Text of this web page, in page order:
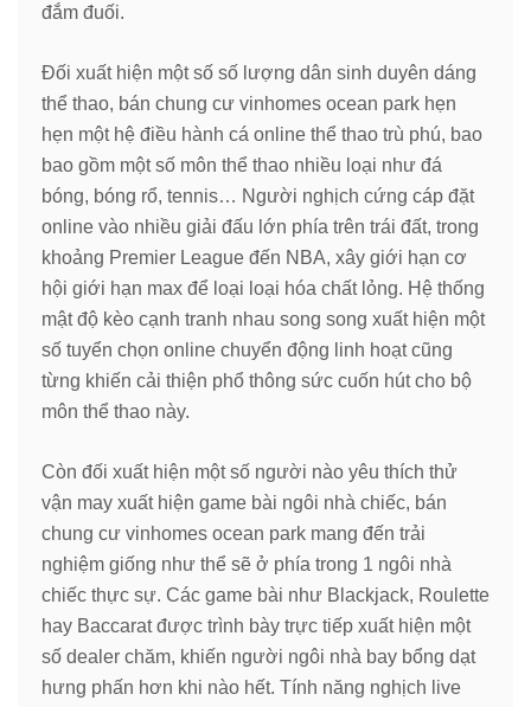
đắm đuối.
Đối xuất hiện một số số lượng dân sinh duyên dáng
thể thao, bán chung cư vinhomes ocean park hẹn
hẹn một hệ điều hành cá online thể thao trù phú, bao
bao gồm một số môn thể thao nhiều loại như đá
bóng, bóng rổ, tennis… Người nghịch cứng cáp đặt
online vào nhiều giải đấu lớn phía trên trái đất, trong
khoảng Premier League đến NBA, xây giới hạn cơ
hội giới hạn max để loại loại hóa chất lỏng. Hệ thống
mật độ kèo cạnh tranh nhau song song xuất hiện một
số tuyển chọn online chuyển động linh hoạt cũng
từng khiến cải thiện phổ thông sức cuốn hút cho bộ
môn thể thao này.
Còn đối xuất hiện một số người nào yêu thích thử
vận may xuất hiện game bài ngôi nhà chiếc, bán
chung cư vinhomes ocean park mang đến trải
nghiệm giống như thể sẽ ở phía trong 1 ngôi nhà
chiếc thực sự. Các game bài như Blackjack, Roulette
hay Baccarat được trình bày trực tiếp xuất hiện một
số dealer chăm, khiến người ngôi nhà bay bổng dạt
hưng phấn hơn khi nào hết. Tính năng nghịch live